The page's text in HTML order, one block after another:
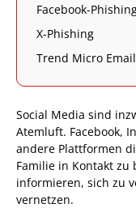
Facebook-
X-Phishing
Trend Micro
Social Media sind
Atemluft. Facebook,
andere Plattformen
Familie in Kontakt
informieren, sich zu
vernetzen.